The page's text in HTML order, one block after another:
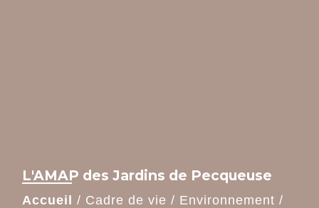
L'AMAP des Jardins de Pecqueuse
Accueil / Cadre de vie / Environnement /